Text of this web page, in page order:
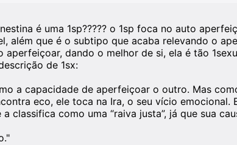
é uma 1sp????? o 1sp foca no auto
além que é o subtipo que acaba relevando o
dando o melhor de si, ela é tão
de 1sx:
a capacidade de aperfeiçoar o outro. Mas
eco, ele toca na Ira, o seu vício emocional.
classifica como uma “raiva justa”, já que sua